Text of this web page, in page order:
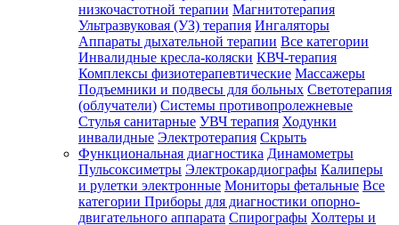
низкочастотной терапии Магнитотерапия
Ультразвуковая (УЗ) терапия Ингаляторы
Аппараты дыхательной терапии Все категории
Инвалидные кресла-коляски КВЧ-терапия
Комплексы физиотерапевтические Массажеры
Подъемники и подвесы для больных Светотерапия
(облучатели) Системы противопролежневые
Стулья санитарные УВЧ терапия Ходунки
инвалидные Электротерапия Скрыть
Функциональная диагностика Динамометры
Пульсоксиметры Электрокардиографы Калиперы
и рулетки электронные Мониторы фетальные Все
категории Приборы для диагностики опорно-
двигательного аппарата Спирографы Холтеры и